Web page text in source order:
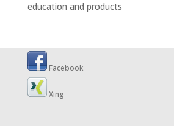
education and products
Facebook
Xing